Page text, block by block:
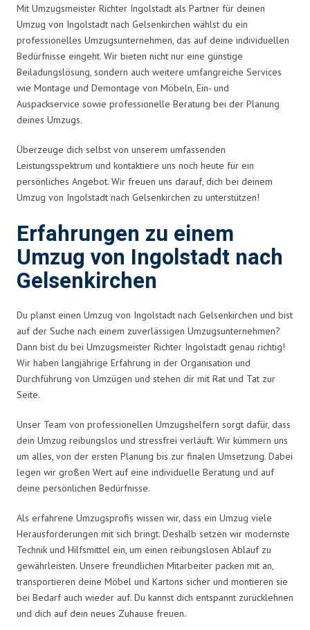
Mit Umzugsmeister Richter Ingolstadt als Partner für deinen
Umzug von Ingolstadt nach Gelsenkirchen wählst du ein
professionelles Umzugsunternehmen, das auf deine individuellen
Bedürfnisse eingeht. Wir bieten nicht nur eine günstige
Beiladungslösung, sondern auch weitere umfangreiche Services
wie Montage und Demontage von Möbeln, Ein- und
Auspackservice sowie professionelle Beratung bei der Planung
deines Umzugs.
Überzeuge dich selbst von unserem umfassenden
Leistungsspektrum und kontaktiere uns noch heute für ein
persönliches Angebot. Wir freuen uns darauf, dich bei deinem
Umzug von Ingolstadt nach Gelsenkirchen zu unterstützen!
Erfahrungen zu einem
Umzug von Ingolstadt nach
Gelsenkirchen
Du planst einen Umzug von Ingolstadt nach Gelsenkirchen und bist
auf der Suche nach einem zuverlässigen Umzugsunternehmen?
Dann bist du bei Umzugsmeister Richter Ingolstadt genau richtig!
Wir haben langjährige Erfahrung in der Organisation und
Durchführung von Umzügen und stehen dir mit Rat und Tat zur
Seite.
Unser Team von professionellen Umzugshelfern sorgt dafür, dass
dein Umzug reibungslos und stressfrei verläuft. Wir kümmern uns
um alles, von der ersten Planung bis zur finalen Umsetzung. Dabei
legen wir großen Wert auf eine individuelle Beratung und auf
deine persönlichen Bedürfnisse.
Als erfahrene Umzugsprofis wissen wir, dass ein Umzug viele
Herausforderungen mit sich bringt. Deshalb setzen wir modernste
Technik und Hilfsmittel ein, um einen reibungslosen Ablauf zu
gewährleisten. Unsere freundlichen Mitarbeiter packen mit an,
transportieren deine Möbel und Kartons sicher und montieren sie
bei Bedarf auch wieder auf. Du kannst dich entspannt zurücklehnen
und dich auf dein neues Zuhause freuen.